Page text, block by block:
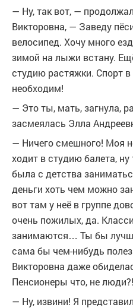
— Ну, так вот, —
Викторовна, — Заведу
велосипед. Хочу много
зимой на лыжи встану.
студию растяжки. Спорт
необходим!
— Это ты, мать, загнула,
засмеялась Элла
— Ничего смешного! Моя
ходит в студию балета, ну
была с детства
деньги хоть чем можно
вот там у неё в группе
очень пожилых, да.
занимаются… Ты бы
сама бы чем-нибудь
Викторовна даже
Пенсионеры что, не люди?!
— Ну, извини! Я